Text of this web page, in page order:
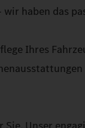
haben das
Ihres